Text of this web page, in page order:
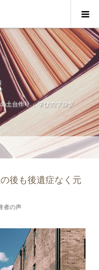
土台作り.」学びのブログ
後も後遺症なく元
者の声